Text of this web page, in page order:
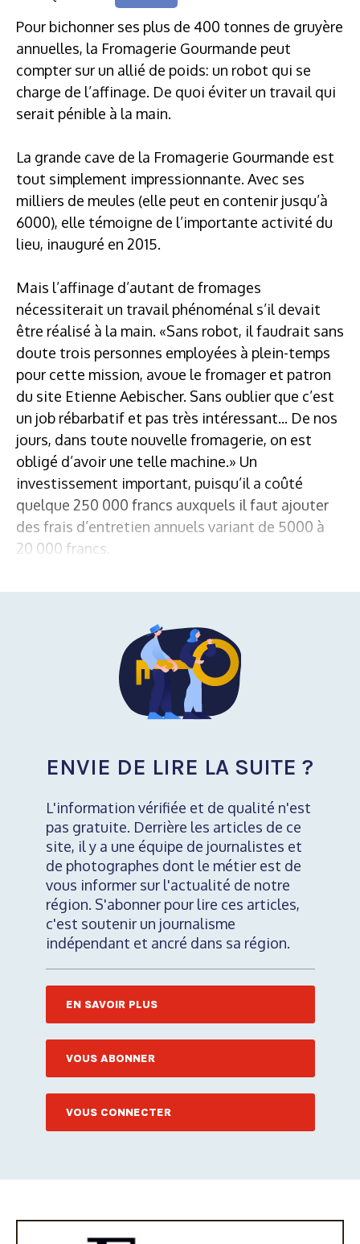
Pour bichonner ses plus de 400 tonnes de gruyère
annuelles, la Fromagerie Gourmande peut
compter sur un allié de poids: un robot qui se
charge de l’affinage. De quoi éviter un travail qui
serait pénible à la main.
La grande cave de la Fromagerie Gourmande est
tout simplement impressionnante. Avec ses
milliers de meules (elle peut en contenir jusqu’à
6000), elle témoigne de l’importante activité du
lieu, inauguré en 2015.
Mais l’affinage d’autant de fromages
nécessiterait un travail phénoménal s’il devait
être réalisé à la main. «Sans robot, il faudrait sans
doute trois personnes employées à plein-temps
pour cette mission, avoue le fromager et patron
du site Etienne Aebischer. Sans oublier que c’est
un job rébarbatif et pas très intéressant... De nos
jours, dans toute nouvelle fromagerie, on est
obligé d’avoir une telle machine.» Un
investissement important, puisqu’il a coûté
quelque 250 000 francs auxquels il faut ajouter
des frais d’entretien annuels variant de 5000 à
20 000 francs.
ENVIE DE LIRE LA SUITE ?
L'information vérifiée et de qualité n'est
pas gratuite. Derrière les articles de ce
site, il y a une équipe de journalistes et
de photographes dont le métier est de
vous informer sur l'actualité de notre
région. S'abonner pour lire ces articles,
c'est soutenir un journalisme
indépendant et ancré dans sa région.
EN SAVOIR PLUS
VOUS ABONNER
VOUS CONNECTER